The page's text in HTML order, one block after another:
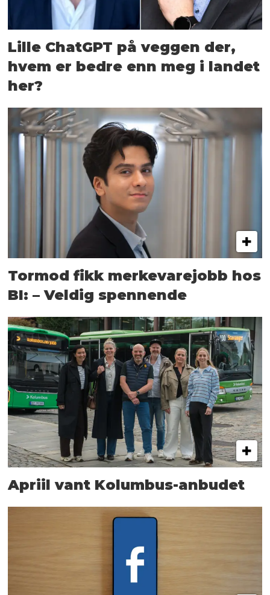
Lille ChatGPT på veggen der,
hvem er bedre enn meg i landet
her?
Tormod fikk merkevarejobb hos
BI: – Veldig spennende
Apriil vant Kolumbus-anbudet